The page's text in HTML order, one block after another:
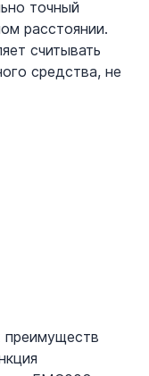
точный
расстоянии.
считывать
средства, не
преимуществ